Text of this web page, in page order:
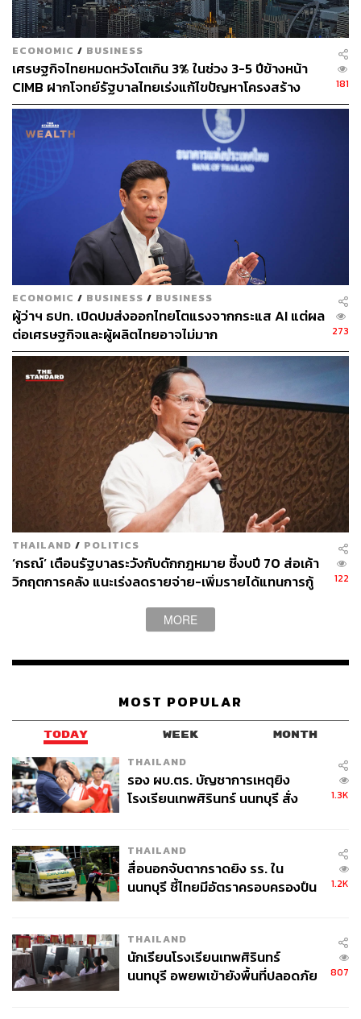
ต่อเนื่องต่อการจ้างงานที่จะมีแนวโน้มรุนแรงขึ้นกว่า
เดิม
หากนักท่องเที่ยวไม่สามารถกลับมาเลยในปีนี้ คาด
การณ์ว่า GDP สำหรับปี 2022 จะเติบโตได้น้อยกว่า 2%
เมื่อเทียบกับปีก่อน ต่ำกว่าตัวเลขการคาดการณ์ใน
ปัจจุบันอย่างมีนัยสำคัญ
แรงกดดันต่อค่าเงินบาทในทิศทางอ่อนค่าจะรุนแรงขึ้น
มาก จากดุลบัญชีเดินสะพัดที่ยังขาดดุล ประกอบกับ
ทิศทางนโยบายการเงินของประเทศเศรษฐกิจหลักที่เริ่ม
ตึงตัวมากขึ้น
สามารถติดตาม THE STANDARD WEALTH
ผ่านแอปพลิเคชันต่างๆ ที่คุณสะดวกหรือใช้งานอยู่แล้วได้เลย
GDP เชื้อไวรัสโคโรนา
KKP Research
วัคซีนโควิด-19
โควิดสายพันธุ์​โอมิครอน (Omicron)
31
ดำรงเกียรติ มาลา
ECONOMIC / BUSINESS
เศรษฐกิจไทยหมดหวังโตเกิน 3% ในช่วง 3-5 ปีข้างหน้า
CIMB ฝากโจทย์รัฐบาลไทยเร่งแก้ไขปัญหาโครงสร้าง
181
ECONOMIC / BUSINESS / BUSINESS
ผู้ว่าฯ ธปท. เปิดปมส่งออกไทยโตแรงจากกระแส AI แต่ผล
ต่อเศรษฐกิจและผู้ผลิตไทยอาจไม่มาก
273
THAILAND / POLITICS
‘กรณ์’ เตือนรัฐบาลระวังกับดักกฎหมาย ชี้งบปี 70 ส่อเค้า
วิกฤตการคลัง แนะเร่งลดรายจ่าย-เพิ่มรายได้แทนการกู้
122
MORE
MOST POPULAR
TODAY WEEK MONTH
THAILAND
รอง ผบ.ตร. บัญชาการเหตุยิง
โรงเรียนเทพศิรินทร์ นนทบุรี สั่ง
1.3K
THAILAND
สื่อนอกจับตากราดยิง รร. ใน
นนทบุรี ชี้ไทยมีอัตราครอบครองปืน
1.2K
THAILAND
นักเรียนโรงเรียนเทพศิรินทร์
นนทบุรี อพยพเข้ายังพื้นที่ปลอดภัย
807